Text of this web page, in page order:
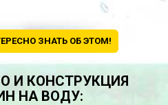
ЗНАТЬ ОБ ЭТОМ!
И КОНСТРУКЦИЯ
НА ВОДУ: